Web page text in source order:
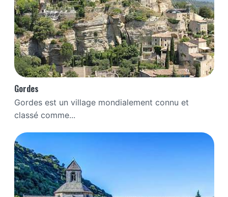
Gordes
Gordes est un village mondialement connu et
classé comme...